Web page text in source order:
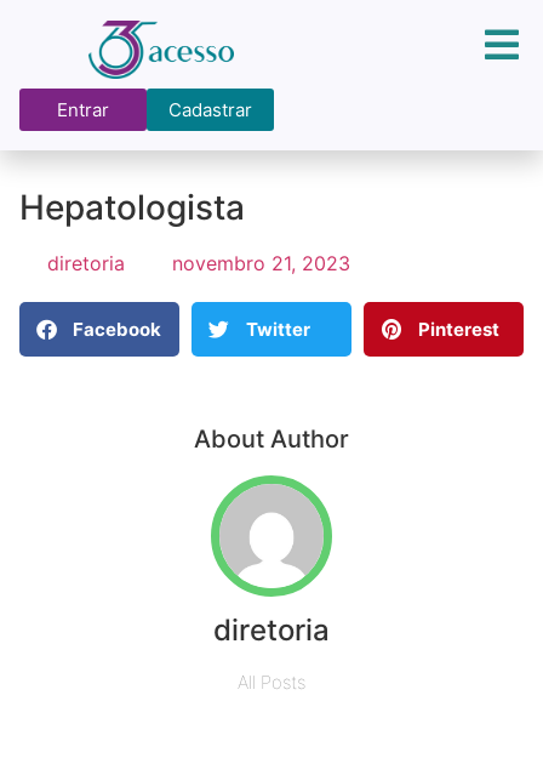
Entrar Cadastrar
About Author
diretoria
All Posts
Hepatologista
diretoria novembro 21, 2023
Facebook Twitter Pinterest